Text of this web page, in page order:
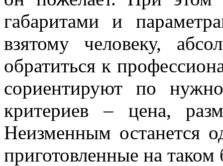
габаритами и
взятому человеку,
обратиться к
сориентируют по
критериев – цена,
Неизменным останется
приготовленные на таком